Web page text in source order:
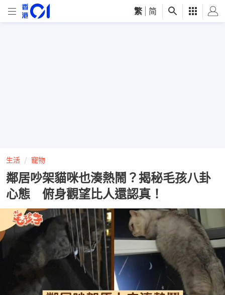
繁 简
生活 寵物
鄰居吵架貓咪也湊熱鬧？揭秘毛孩八卦
心態 俯身觀望比人還認真！